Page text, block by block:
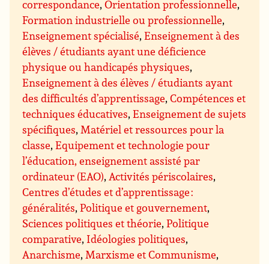
correspondance,Orientation professionnelle,
Formation industrielle ou professionnelle,
Enseignement spécialisé,Enseignement à des
élèves / étudiants ayant une déficience
physique ou handicapés physiques,
Enseignement à des élèves / étudiants ayant
des difficultés d’apprentissage,Compétences et
techniques éducatives,Enseignement de sujets
spécifiques,Matériel et ressources pour la
classe,Equipement et technologie pour
l’éducation, enseignement assisté par
ordinateur (EAO),Activités périscolaires,
Centres d’études et d’apprentissage :
généralités,Politique et gouvernement,
Sciences politiques et théorie,Politique
comparative, Idéologies politiques,
Anarchisme,Marxisme et Communisme,